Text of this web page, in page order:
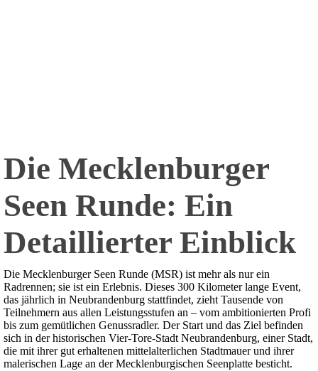
Die Mecklenburger
Seen Runde: Ein
Detaillierter Einblick
Die Mecklenburger Seen Runde (MSR) ist mehr als nur ein
Radrennen; sie ist ein Erlebnis. Dieses 300 Kilometer lange Event,
das jährlich in Neubrandenburg stattfindet, zieht Tausende von
Teilnehmern aus allen Leistungsstufen an – vom ambitionierten Profi
bis zum gemütlichen Genussradler. Der Start und das Ziel befinden
sich in der historischen Vier-Tore-Stadt Neubrandenburg, einer Stadt,
die mit ihrer gut erhaltenen mittelalterlichen Stadtmauer und ihrer
malerischen Lage an der Mecklenburgischen Seenplatte besticht.